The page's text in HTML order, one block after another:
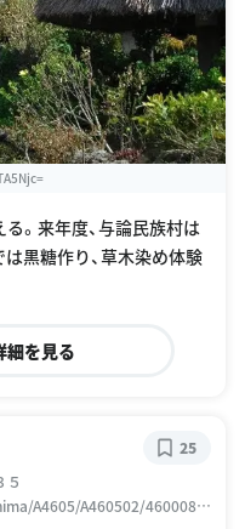
。来年度、与論民族村は
黒糖作り、草木染め体験
細を見る
５
A4605/A460502/4600081
25